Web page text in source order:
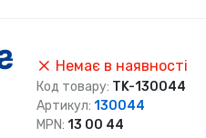
Немає в наявності
Код товару: TK-130044
Артикул: 130044
MPN: 13 00 44